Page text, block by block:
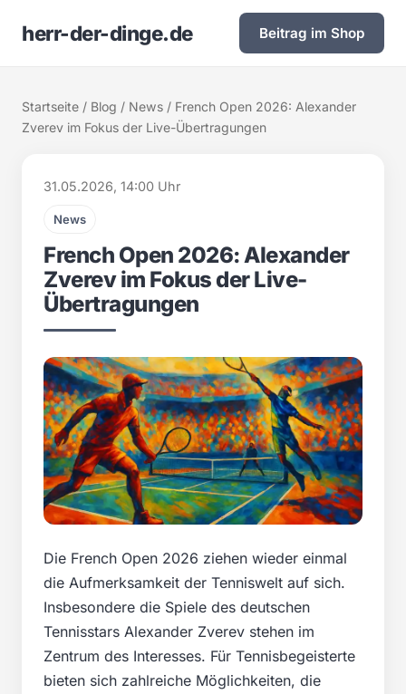
herr-der-dinge.de Beitrag im Shop
Startseite / Blog / News / French Open 2026: Alexander
Zverev im Fokus der Live-Übertragungen
31.05.2026, 14:00 Uhr
News
French Open 2026: Alexander
Zverev im Fokus der Live-
Übertragungen
Die French Open 2026 ziehen wieder einmal
die Aufmerksamkeit der Tenniswelt auf sich.
Insbesondere die Spiele des deutschen
Tennisstars Alexander Zverev stehen im
Zentrum des Interesses. Für Tennisbegeisterte
bieten sich zahlreiche Möglichkeiten, die